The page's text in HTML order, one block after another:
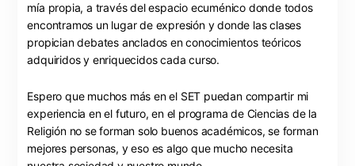
mía propia, a través del espacio ecuménico donde todos
encontramos un lugar de expresión y donde las clases
propician debates anclados en conocimientos teóricos
adquiridos y enriquecidos cada curso.
Espero que muchos más en el SET puedan compartir mi
experiencia en el futuro, en el programa de Ciencias de la
Religión no se forman solo buenos académicos, se forman
mejores personas, y eso es algo que mucho necesita